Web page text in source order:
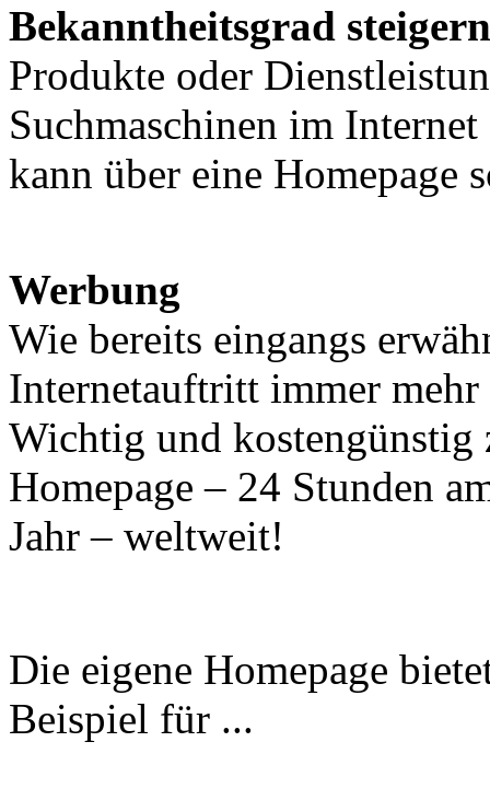
Bekanntheitsgrad steigern
Produkte oder
Suchmaschinen im
kann über eine Homepage
Werbung
Wie bereits eingangs
Internetauftritt immer
Wichtig und
Homepage – 24 Stunden
Jahr – weltweit!
Die eigene Homepage
Beispiel für ...